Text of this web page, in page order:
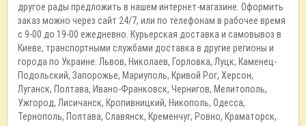
другое рады предложить в нашем интернет-магазине. Оформить
заказ можно через сайт 24/7, или по телефонам в рабочее время
с 9-00 до 19-00 ежедневно. Курьерская доставка и самовывоз в
Киеве, транспортными службами доставка в другие регионы и
города по Украине: Львов, Николаев, Горловка, Луцк, Каменец-
Подольский, Запорожье, Мариуполь, Кривой Рог, Херсон,
Луганск, Полтава, Ивано-Франковск, Чернигов, Мелитополь,
Ужгород, Лисичанск, Кропивницкий, Никополь, Одесса,
Тернополь, Полтава, Славянск, Кременчуг, Ровно, Краматорск,